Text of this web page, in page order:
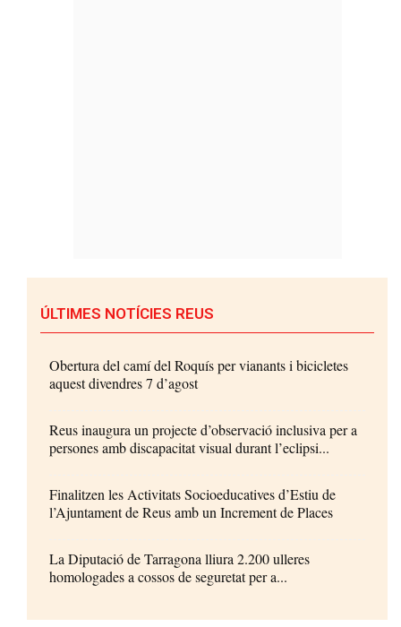
ÚLTIMES NOTÍCIES REUS
Obertura del camí del Roquís per vianants i bicicletes
aquest divendres 7 d’agost
Reus inaugura un projecte d’observació inclusiva per a
persones amb discapacitat visual durant l’eclipsi...
Finalitzen les Activitats Socioeducatives d’Estiu de
l’Ajuntament de Reus amb un Increment de Places
La Diputació de Tarragona lliura 2.200 ulleres
homologades a cossos de seguretat per a...